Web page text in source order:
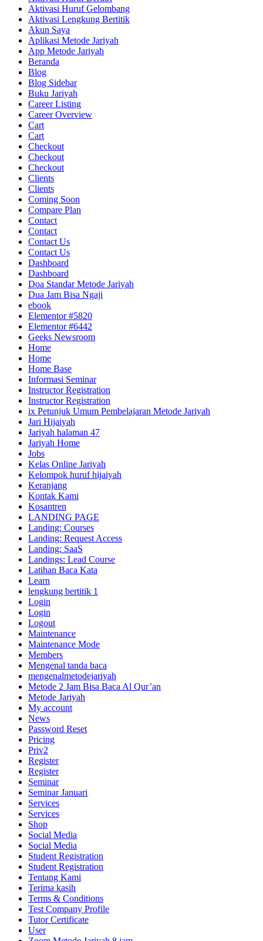
Aktivasi Huruf Gelombang
Aktivasi Lengkung Bertitik
Akun Saya
Aplikasi Metode Jariyah
App Metode Jariyah
Beranda
Blog
Blog Sidebar
Buku Jariyah
Career Listing
Career Overview
Cart
Cart
Checkout
Checkout
Checkout
Clients
Clients
Coming Soon
Compare Plan
Contact
Contact
Contact Us
Contact Us
Dashboard
Dashboard
Doa Standar Metode Jariyah
Dua Jam Bisa Ngaji
ebook
Elementor #5820
Elementor #6442
Geeks Newsroom
Home
Home
Home Base
Informasi Seminar
Instructor Registration
Instructor Registration
ix Petunjuk Umum Pembelajaran Metode Jariyah
Jari Hijaiyah
Jariyah halaman 47
Jariyah Home
Jobs
Kelas Online Jariyah
Kelompok huruf hijaiyah
Keranjang
Kontak Kami
Kosantren
LANDING PAGE
Landing: Courses
Landing: Request Access
Landing: SaaS
Landings: Lead Course
Latihan Baca Kata
Learn
lengkung bertitik 1
Login
Login
Logout
Maintenance
Maintenance Mode
Members
Mengenal tanda baca
mengenalmetodejariyah
Metode 2 Jam Bisa Baca Al Qur’an
Metode Jariyah
My account
News
Password Reset
Pricing
Priv2
Register
Register
Seminar
Seminar Januari
Services
Services
Shop
Social Media
Social Media
Student Registration
Student Registration
Tentang Kami
Terima kasih
Terms & Conditions
Test Company Profile
Tutor Certificate
User